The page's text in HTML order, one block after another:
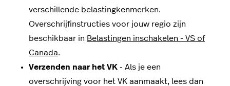
verschillende belastingkenmerken.
Overschrijfinstructies voor jouw regio zijn
beschikbaar in Belastingen inschakelen - VS of
Canada.
Verzenden naar het VK - Als je een
overschrijving voor het VK aanmaakt, lees dan